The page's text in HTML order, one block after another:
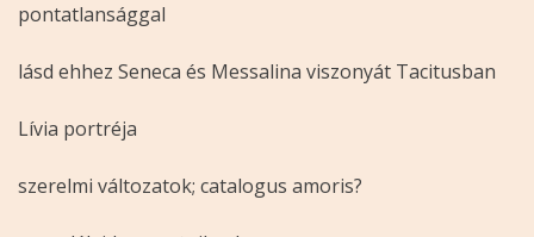
pontatlansággal
lásd ehhez Seneca és Messalina viszonyát Tacitusban
Lívia portréja
szerelmi változatok; catalogus amoris?